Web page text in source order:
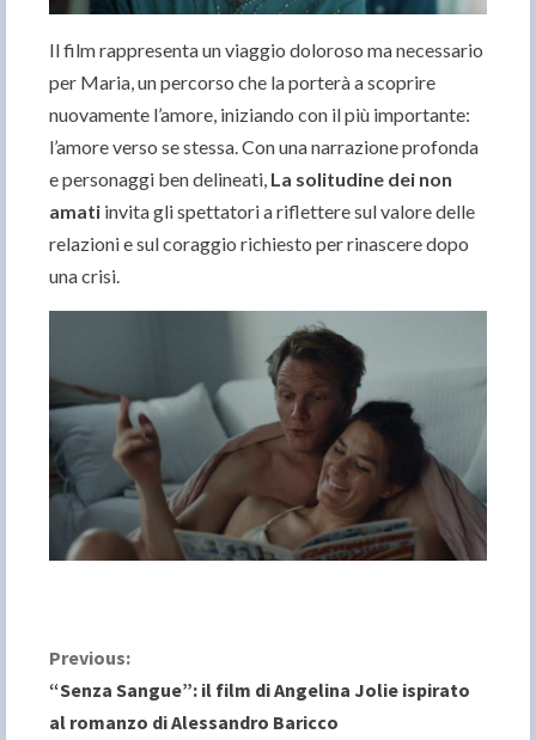
Il film rappresenta un viaggio doloroso ma necessario
per Maria, un percorso che la porterà a scoprire
nuovamente l’amore, iniziando con il più importante:
l’amore verso se stessa. Con una narrazione profonda
e personaggi ben delineati, La solitudine dei non
amati invita gli spettatori a riflettere sul valore delle
relazioni e sul coraggio richiesto per rinascere dopo
una crisi.
C
o
Previous:
“Senza Sangue”: il film di Angelina Jolie ispirato
al romanzo di Alessandro Baricco